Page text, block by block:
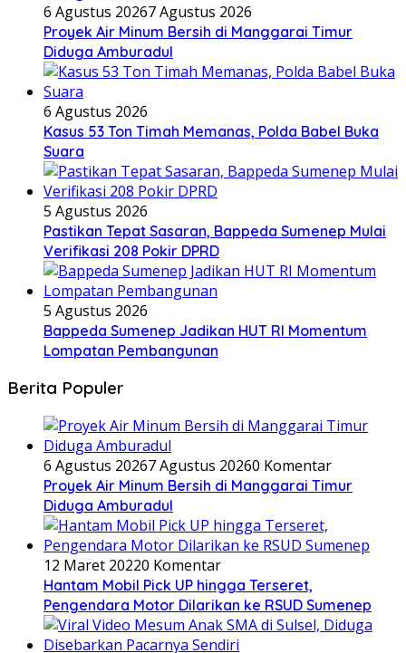
6 Agustus 20267 Agustus 2026
Proyek Air Minum Bersih di Manggarai Timur
Diduga Amburadul
6 Agustus 2026
Kasus 53 Ton Timah Memanas, Polda Babel Buka
Suara
5 Agustus 2026
Pastikan Tepat Sasaran, Bappeda Sumenep Mulai
Verifikasi 208 Pokir DPRD
5 Agustus 2026
Bappeda Sumenep Jadikan HUT RI Momentum
Lompatan Pembangunan
Berita Populer
6 Agustus 20267 Agustus 20260 Komentar
Proyek Air Minum Bersih di Manggarai Timur
Diduga Amburadul
12 Maret 20220 Komentar
Hantam Mobil Pick UP hingga Terseret,
Pengendara Motor Dilarikan ke RSUD Sumenep